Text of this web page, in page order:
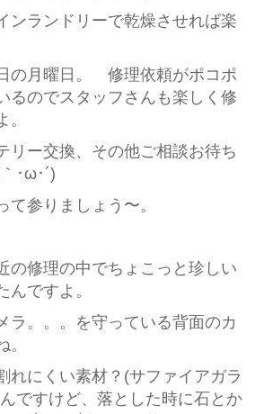
ンランドリーで乾燥させれば楽
の月曜日。 修理依頼がポコポ
るのでスタッフさんも楽しく修
リー交換、その他ご相談お待ち
･ω･´)ゞ
て参りましょう〜。
の修理の中でちょこっと珍しい
んですよ。
ラ。。。を守っている背面のカ
ね。
れにくい素材？(サファイアガラ
ですけど、落とした時に石とか